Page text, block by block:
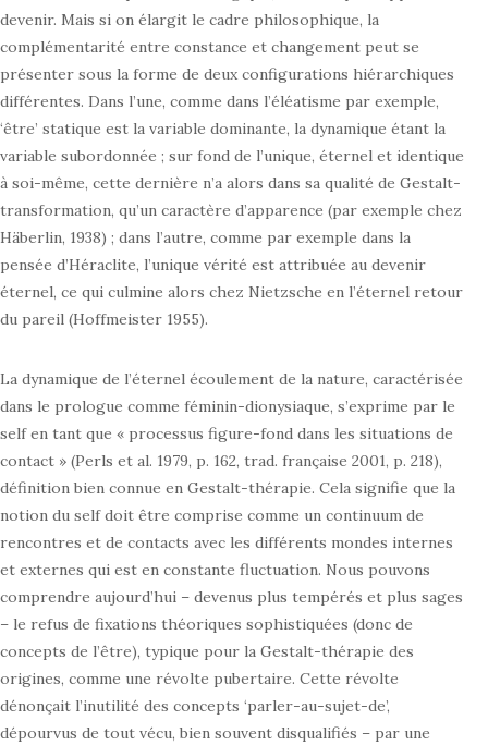
devenir. Mais si on élargit le cadre philosophique, la
complémentarité entre constance et changement peut se
présenter sous la forme de deux configurations hiérarchiques
différentes. Dans l’une, comme dans l’éléatisme par exemple,
‘être’ statique est la variable dominante, la dynamique étant la
variable subordonnée ; sur fond de l’unique, éternel et identique
à soi-même, cette dernière n’a alors dans sa qualité de Gestalt-
transformation, qu’un caractère d’apparence (par exemple chez
Häberlin, 1938) ; dans l’autre, comme par exemple dans la
pensée d’Héraclite, l’unique vérité est attribuée au devenir
éternel, ce qui culmine alors chez Nietzsche en l’éternel retour
du pareil (Hoffmeister 1955).
La dynamique de l’éternel écoulement de la nature, caractérisée
dans le prologue comme féminin-dionysiaque, s’exprime par le
self en tant que « processus figure-fond dans les situations de
contact » (Perls et al. 1979, p. 162, trad. française 2001, p. 218),
définition bien connue en Gestalt-thérapie. Cela signifie que la
notion du self doit être comprise comme un continuum de
rencontres et de contacts avec les différents mondes internes
et externes qui est en constante fluctuation. Nous pouvons
comprendre aujourd’hui – devenus plus tempérés et plus sages
– le refus de fixations théoriques sophistiquées (donc de
concepts de l’être), typique pour la Gestalt-thérapie des
origines, comme une révolte pubertaire. Cette révolte
dénonçait l’inutilité des concepts ‘parler-au-sujet-de’,
dépourvus de tout vécu, bien souvent disqualifiés – par une